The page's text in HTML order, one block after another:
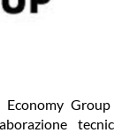
Economy